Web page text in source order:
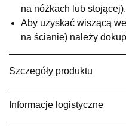
SALON MEBLOWY
Salon meblowy
UL.PLAC
76-200 SŁUPSK
Nr tel.606350240
na nóżkach lub stojącej).
Aby uzyskać wiszącą
na ścianie) należy
Szczegóły produktu
Informacje logistyczne